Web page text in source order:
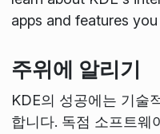
apps and features
주위에 알리기
KDE의 성공에는 기술
합니다. 독점 소프트웨